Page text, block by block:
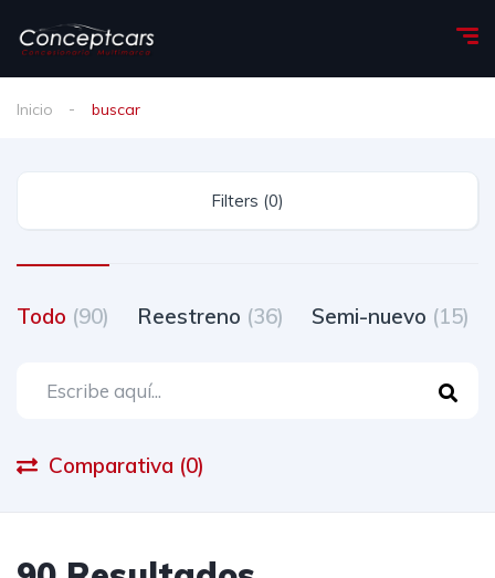
Inicio buscar
Filters (0)
Todo (90) Reestreno (36) Semi-nuevo (15)
Comparativa (0)